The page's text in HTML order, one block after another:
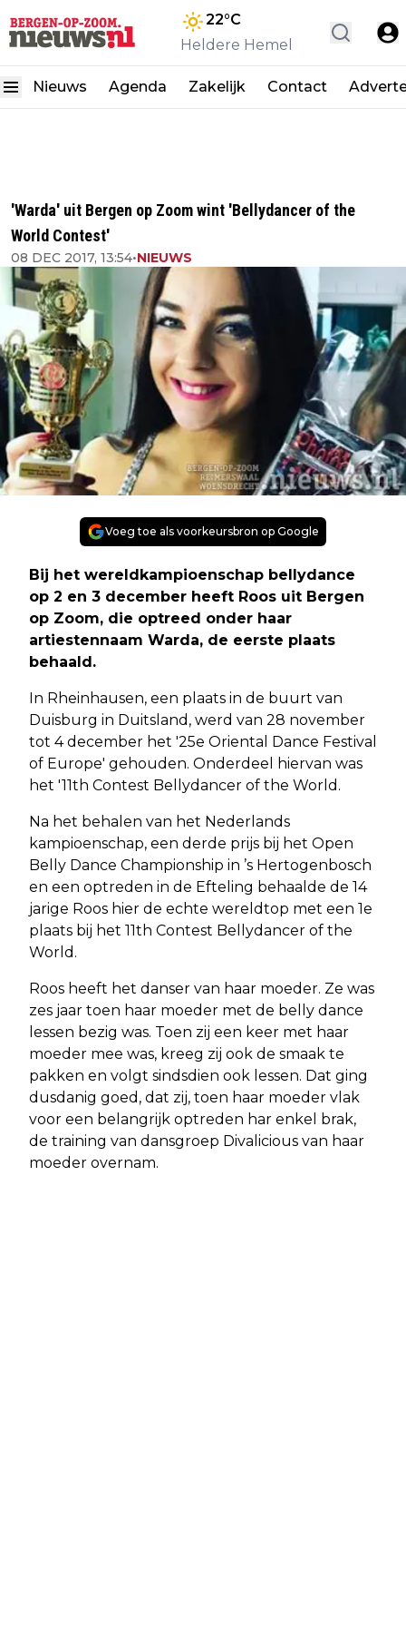
22°C
Heldere Hemel
Nieuws Agenda Zakelijk Contact
'Warda' uit Bergen op Zoom wint 'Bellydancer of the
World Contest'
08 DEC 2017, 13:54•NIEUWS
Voeg toe als voorkeursbron op Google
Bij het wereldkampioenschap bellydance
op 2 en 3 december heeft Roos uit Bergen
op Zoom, die optreed onder haar
artiestennaam Warda, de eerste plaats
behaald.
In Rheinhausen, een plaats in de buurt van
Duisburg in Duitsland, werd van 28 november
tot 4 december het '25e Oriental Dance Festival
of Europe' gehouden. Onderdeel hiervan was
het '11th Contest Bellydancer of the World.
Na het behalen van het Nederlands
kampioenschap, een derde prijs bij het Open
Belly Dance Championship in ’s Hertogenbosch
en een optreden in de Efteling behaalde de 14
jarige Roos hier de echte wereldtop met een 1e
plaats bij het 11th Contest Bellydancer of the
World.
Roos heeft het danser van haar moeder. Ze was
zes jaar toen haar moeder met de belly dance
lessen bezig was. Toen zij een keer met haar
moeder mee was, kreeg zij ook de smaak te
pakken en volgt sindsdien ook lessen. Dat ging
dusdanig goed, dat zij, toen haar moeder vlak
voor een belangrijk optreden har enkel brak,
de training van dansgroep Divalicious van haar
moeder overnam.